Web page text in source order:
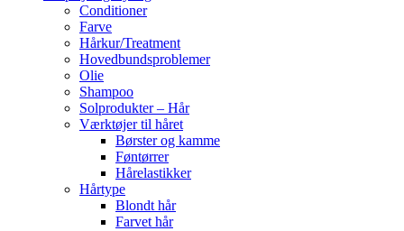
Conditioner
Farve
Hårkur/Treatment
Hovedbundsproblemer
Olie
Shampoo
Solprodukter – Hår
Værktøjer til håret
Børster og kamme
Føntørrer
Hårelastikker
Hårtype
Blondt hår
Farvet hår